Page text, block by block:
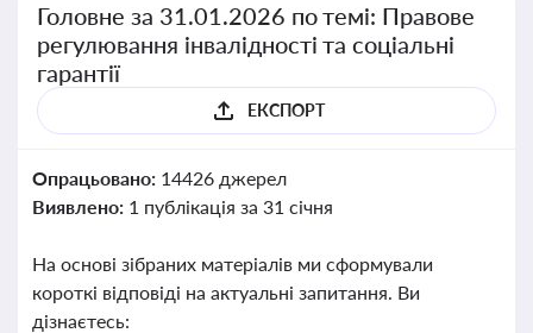
Головне за 31.01.2026 по темі: Правове
регулювання інвалідності та соціальні
гарантії
ЕКСПОРТ
Опрацьовано: 14426 джерел
Виявлено: 1 публікація за 31 січня
На основі зібраних матеріалів ми сформували
короткі відповіді на актуальні запитання. Ви
дізнаєтесь: